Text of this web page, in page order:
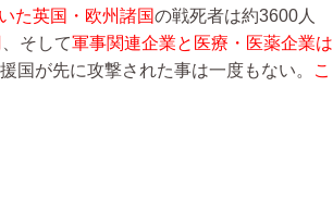
た英国・欧州諸国の戦死者は約3600人
、そして軍事関連企業と医療・医薬企業は
国が先に攻撃された事は一度もない。
こ